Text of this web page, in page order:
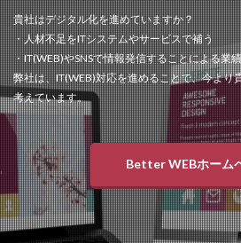
貴社はデジタル化を進めていますか？
・人材不足をITシステムやサービスで補う
・IT(WEB)やSNSで情報発信することによる業
弊社は、IT(WEB)対応を進めることで、今より
考えています。
Better WEBホーム